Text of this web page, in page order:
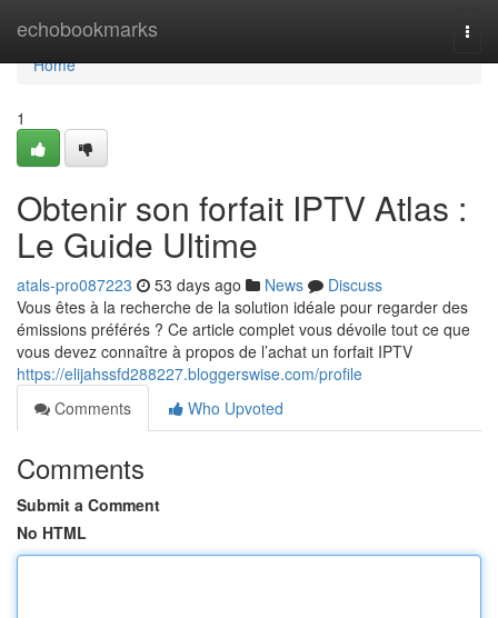
echobookmarks
Home
Home
1
Obtenir son forfait IPTV Atlas :
Le Guide Ultime
atals-pro087223 53 days ago News
Discuss
Vous êtes à la recherche de la solution idéale pour regarder des
émissions préférés ? Ce article complet vous dévoile tout ce que
vous devez connaître à propos de l’achat un forfait IPTV
https://elijahssfd288227.bloggerswise.com/profile
Comments
Who Upvoted
Comments
Submit a Comment
No HTML